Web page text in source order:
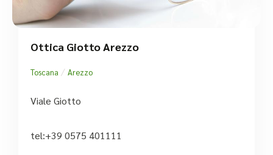
Ottica Giotto Arezzo
Toscana / Arezzo
Viale Giotto
tel:+39 0575 401111